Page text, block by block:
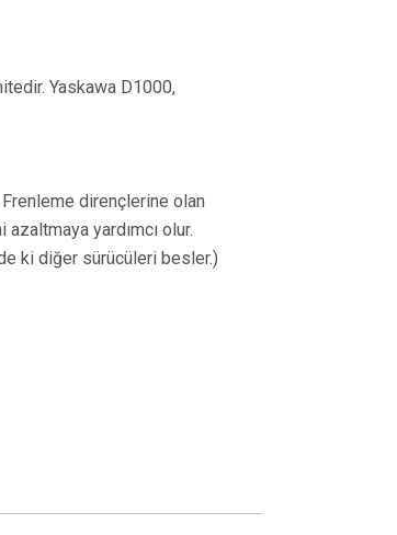
Yaskawa D1000,
dirençlerine olan
yardımcı olur.
ki diğer sürücüleri besler.)